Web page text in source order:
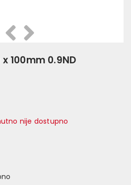
PrethodnaSlijedeća
x 100mm 0.9ND
nije dostupno